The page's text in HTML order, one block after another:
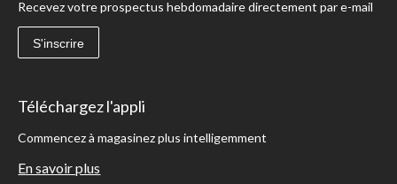
Recevez votre prospectus hebdomadaire directement par e-mail
S'inscrire
Téléchargez l'appli
Commencez à magasinez plus intelligemment
En savoir plus